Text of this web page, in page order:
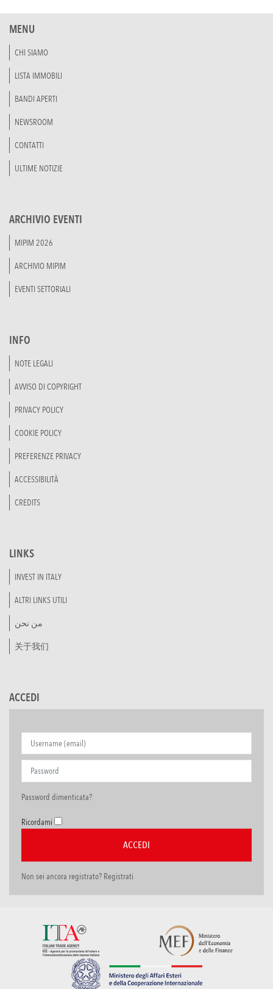
MENU
CHI SIAMO
LISTA IMMOBILI
BANDI APERTI
NEWSROOM
CONTATTI
ULTIME NOTIZIE
ARCHIVIO EVENTI
MIPIM 2026
ARCHIVIO MIPIM
EVENTI SETTORIALI
INFO
NOTE LEGALI
AVVISO DI COPYRIGHT
PRIVACY POLICY
COOKIE POLICY
PREFERENZE PRIVACY
ACCESSIBILITÀ
CREDITS
LINKS
INVEST IN ITALY
ALTRI LINKS UTILI
من نحن
关于我们
ACCEDI
Password dimenticata?
Ricordami
Non sei ancora registrato? Registrati